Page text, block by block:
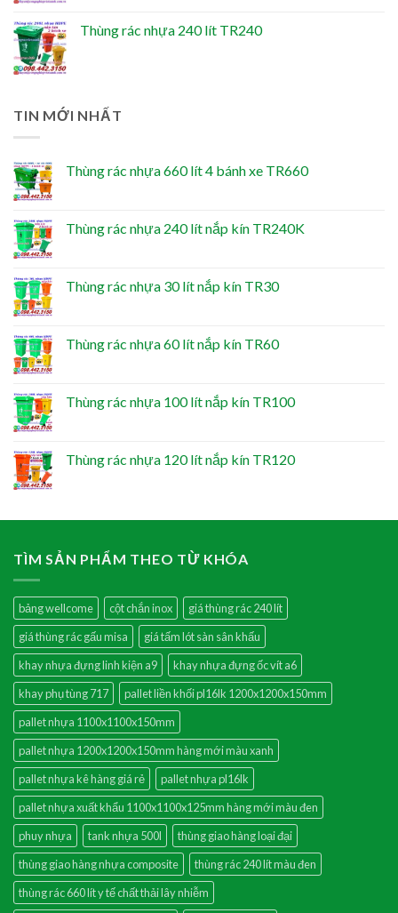
Thùng rác nhựa 240 lít TR240
TIN MỚI NHẤT
Thùng rác nhựa 660 lít 4 bánh xe TR660
Thùng rác nhựa 240 lít nắp kín TR240K
Thùng rác nhựa 30 lít nắp kín TR30
Thùng rác nhựa 60 lít nắp kín TR60
Thùng rác nhựa 100 lít nắp kín TR100
Thùng rác nhựa 120 lít nắp kín TR120
TÌM SẢN PHẨM THEO TỪ KHÓA
bảng wellcome cột chắn inox
giá thùng rác 240 lít
giá thùng rác gấu misa
giá tấm lót sàn sân khấu
khay nhựa đựng linh kiện a9
khay nhựa đựng ốc vít a6
khay phụ tùng 717
pallet liền khối pl16lk 1200x1200x150mm
pallet nhựa 1100x1100x150mm
pallet nhựa 1200x1200x150mm hàng mới màu xanh
pallet nhựa kê hàng giá rẻ
pallet nhựa pl16lk
pallet nhựa xuất khẩu 1100x1100x125mm hàng mới màu đen
phuy nhựa
tank nhựa 500l
thùng giao hàng loại đại
thùng giao hàng nhựa composite
thùng rác 240 lít màu đen
thùng rác 660 lít y tế chất thải lây nhiễm